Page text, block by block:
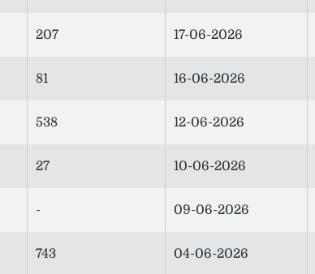
207 17-06-2026
81 16-06-2026
538 12-06-2026
27 10-06-2026
- 09-06-2026
743 04-06-2026